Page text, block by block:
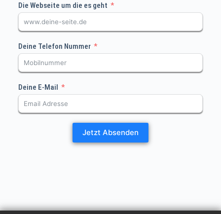
Die Webseite um die es geht
Deine Telefon Nummer
Deine E-Mail
Jetzt Absenden